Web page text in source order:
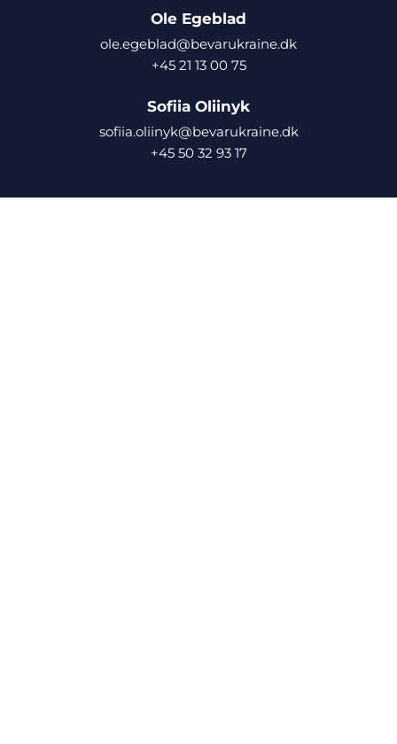
Ole Egeblad
ole.egeblad@bevarukraine.dk
+45 21 13 00 75
Sofiia Oliinyk
sofiia.oliinyk@bevarukraine.dk
+45 50 32 93 17